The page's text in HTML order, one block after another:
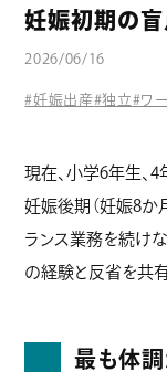
コラム
妊娠初期の盲
2026/06/16
#妊娠出産#独立#ワ
現在、小学6年生、
妊娠後期（妊娠8か
ランス業務を続け
の経験と反省を共
最も体